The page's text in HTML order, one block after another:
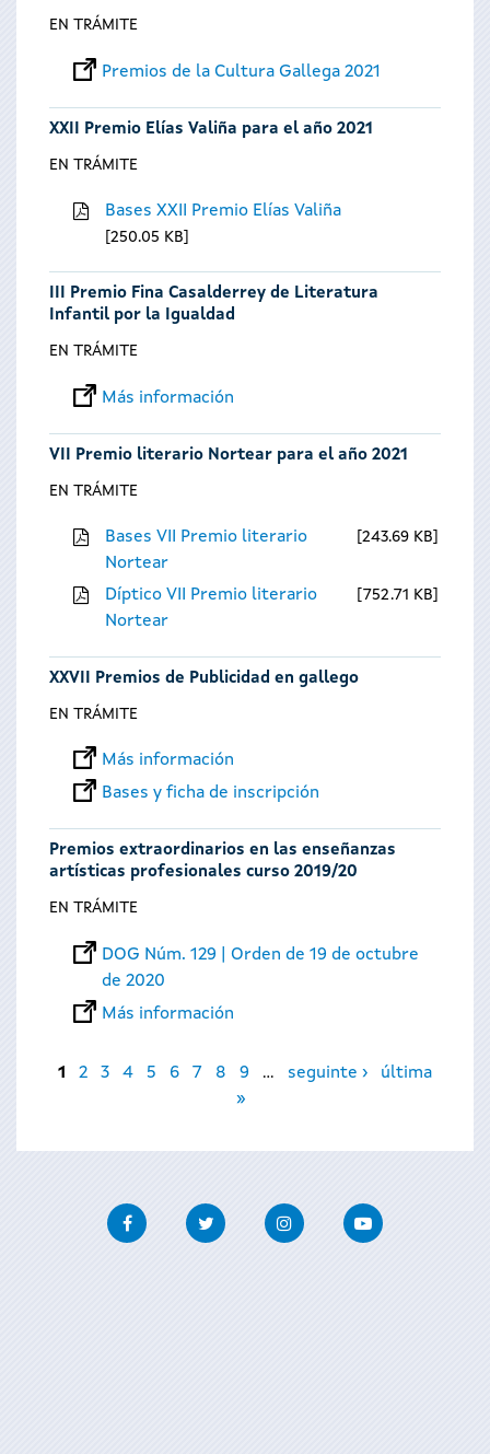
EN TRÁMITE
Premios de la Cultura Gallega 2021
XXII Premio Elías Valiña para el año 2021
EN TRÁMITE
Bases XXII Premio Elías Valiña
250.05 KB
III Premio Fina Casalderrey de Literatura
Infantil por la Igualdad
EN TRÁMITE
Más información
VII Premio literario Nortear para el año 2021
EN TRÁMITE
Bases VII Premio literario
Nortear
243.69 KB
Díptico VII Premio literario
Nortear
752.71 KB
XXVII Premios de Publicidad en gallego
EN TRÁMITE
Más información
Bases y ficha de inscripción
Premios extraordinarios en las enseñanzas
artísticas profesionales curso 2019/20
EN TRÁMITE
DOG Núm. 129 | Orden de 19 de octubre
de 2020
Más información
Páginas
1 2 3 4 5 6 7 8 9 … seguinte ›
última
»
FacebookTwitter InstagramYoutube